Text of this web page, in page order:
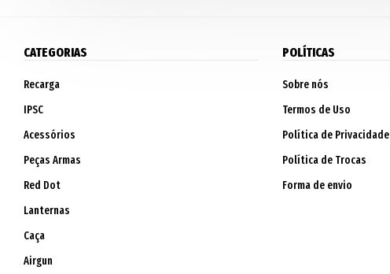
CATEGORIAS
Recarga
IPSC
Acessórios
Peças Armas
Red Dot
Lanternas
Caça
Airgun
POLÍTICAS
Sobre nós
Termos de Uso
Política de Privacidade
Política de Trocas
Forma de envio